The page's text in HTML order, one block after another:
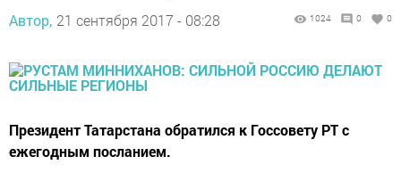
Автор, 21 сентября 2017 - 08:28 1024 0 0
Президент Татарстана обратился к Госсовету РТ с
ежегодным посланием.